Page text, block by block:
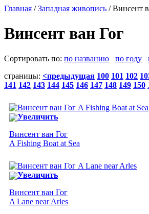
Главная /Западная живопись / Винсент
Винсент ван Гог
Сортировать по: по названию по году
страницы: <предыдущая 100 101 102
141 142 143 144 145 146 147 148 149 150
Увеличить
Винсент ван Гог
A Fishing Boat at Sea
Увеличить
Винсент ван Гог
A Lane near Arles